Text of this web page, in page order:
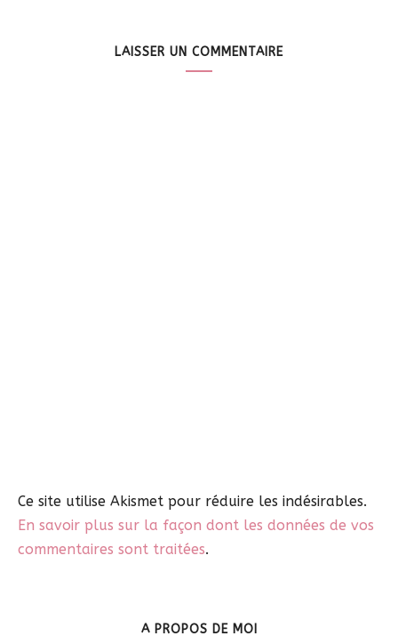
LAISSER UN COMMENTAIRE
Ce site utilise Akismet pour réduire les indésirables.
En savoir plus sur la façon dont les données de vos
commentaires sont traitées.
A PROPOS DE MOI